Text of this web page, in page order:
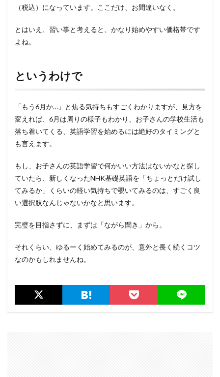
（税込）になっています。ここだけ、お間違いなく。
とはいえ、習い事と考えると、かなり始めやすい価格帯です
よね。
というわけで
「もう6月か…」と焦る気持ちもすごくわかりますが、見方を
変えれば、6月は周りの様子もわかり、お子さんの学校生活も
落ち着いてくる、英語学習を始めるには絶好のタイミングと
も言えます。
もし、お子さんの英語学習で何かいい方法はないかなと探し
ていたら、新しくなったNHK基礎英語を「ちょっとだけ試し
てみるか」くらいの軽い気持ちで覗いてみるのは、すごく良
い選択肢なんじゃないかなと思います。
完璧を目指さずに、まずは「ながら聞き」から。
それくらい、ゆるーく始めてみるのが、意外と長く続くコツ
なのかもしれませんね。